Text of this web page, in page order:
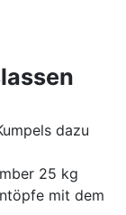
dazu
25 kg
mit dem